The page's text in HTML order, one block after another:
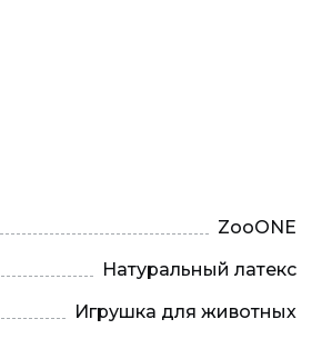
ZooONE
Натуральный латекс
Игрушка для животных